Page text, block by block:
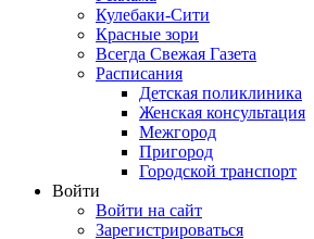
Кулебаки-Сити
Красные зори
Всегда Свежая Газета
Расписания
Детская поликлиника
Женская консультация
Межгород
Пригород
Городской транспорт
Войти
Войти на сайт
Зарегистрироваться